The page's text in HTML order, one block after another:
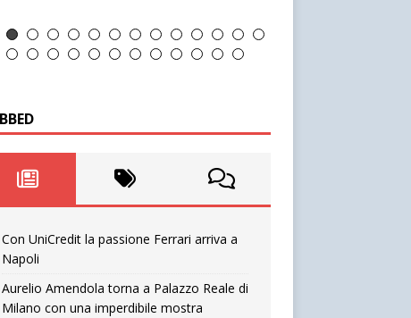
Con UniCredit la passione Ferrari arriva a
Napoli
Aurelio Amendola torna a Palazzo Reale di
Milano con una imperdibile mostra